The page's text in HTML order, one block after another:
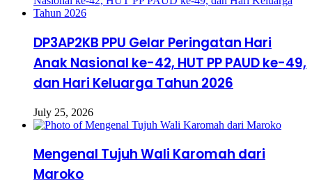
DP3AP2KB PPU Gelar Peringatan Hari
Anak Nasional ke-42, HUT PP PAUD ke-49,
dan Hari Keluarga Tahun 2026
July 25, 2026
Mengenal Tujuh Wali Karomah dari
Maroko